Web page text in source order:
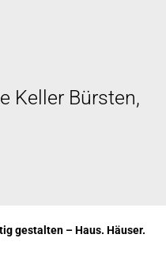
Keller Bürsten,
gestalten – Haus. Häuser.